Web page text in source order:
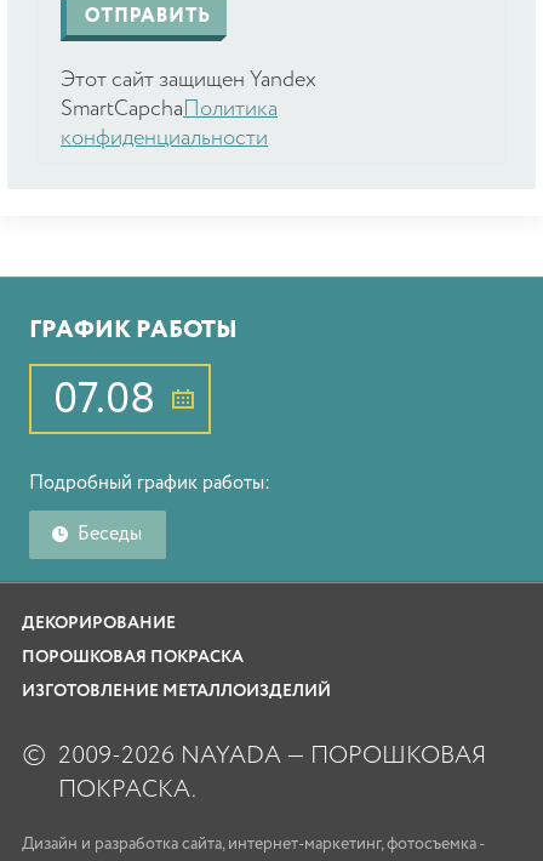
Этот сайт защищен Yandex
SmartCapcha Политика
конфиденциальности
ГРАФИК РАБОТЫ
07.08
Подробный график работы:
Беседы
ДЕКОРИРОВАНИЕ
ПОРОШКОВАЯ ПОКРАСКА
ИЗГОТОВЛЕНИЕ МЕТАЛЛОИЗДЕЛИЙ
© 2009-2026 NAYADA — ПОРОШКОВАЯ
ПОКРАСКА.
Дизайн и разработка сайта, интернет-маркетинг,фотосъемка -